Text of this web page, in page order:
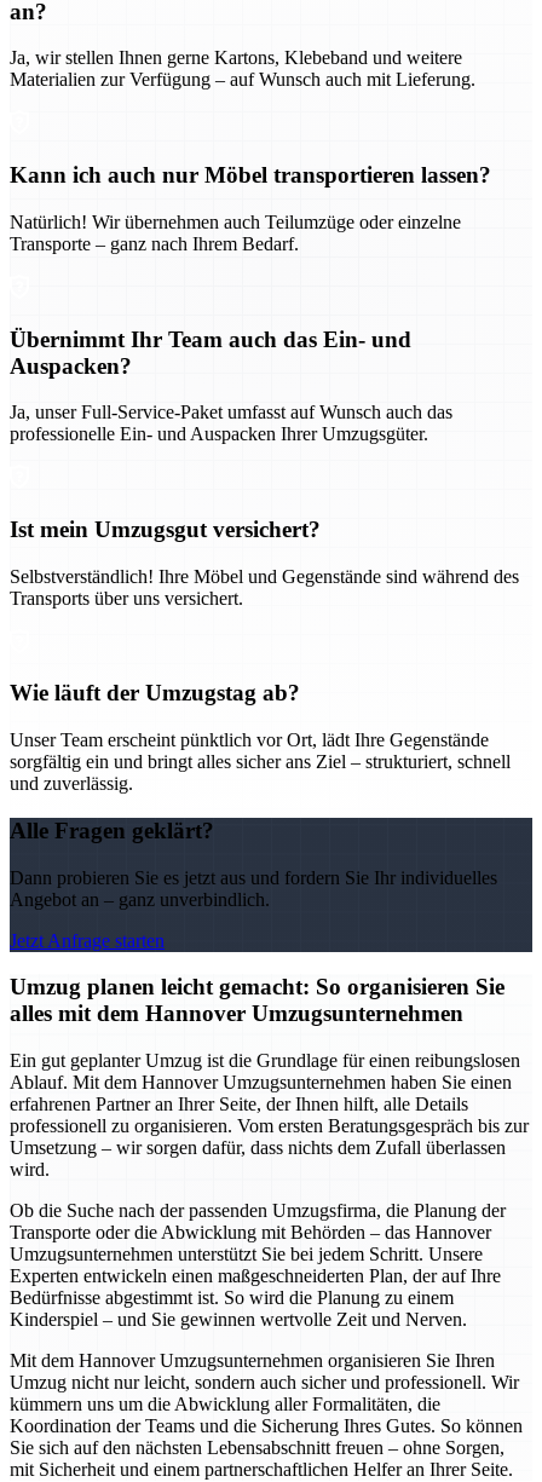
an?
Ja, wir stellen Ihnen gerne Kartons, Klebeband und weitere
Materialien zur Verfügung – auf Wunsch auch mit Lieferung.
Kann ich auch nur Möbel transportieren lassen?
Natürlich! Wir übernehmen auch Teilumzüge oder einzelne
Transporte – ganz nach Ihrem Bedarf.
Übernimmt Ihr Team auch das Ein- und
Auspacken?
Ja, unser Full-Service-Paket umfasst auf Wunsch auch das
professionelle Ein- und Auspacken Ihrer Umzugsgüter.
Ist mein Umzugsgut versichert?
Selbstverständlich! Ihre Möbel und Gegenstände sind während des
Transports über uns versichert.
Wie läuft der Umzugstag ab?
Unser Team erscheint pünktlich vor Ort, lädt Ihre Gegenstände
sorgfältig ein und bringt alles sicher ans Ziel – strukturiert, schnell
und zuverlässig.
Alle Fragen geklärt?
Dann probieren Sie es jetzt aus und fordern Sie Ihr individuelles
Angebot an – ganz unverbindlich.
Jetzt Anfrage starten
Umzug planen leicht gemacht: So organisieren Sie
alles mit dem Hannover Umzugsunternehmen
Ein gut geplanter Umzug ist die Grundlage für einen reibungslosen
Ablauf. Mit dem Hannover Umzugsunternehmen haben Sie einen
erfahrenen Partner an Ihrer Seite, der Ihnen hilft, alle Details
professionell zu organisieren. Vom ersten Beratungsgespräch bis zur
Umsetzung – wir sorgen dafür, dass nichts dem Zufall überlassen
wird.
Ob die Suche nach der passenden Umzugsfirma, die Planung der
Transporte oder die Abwicklung mit Behörden – das Hannover
Umzugsunternehmen unterstützt Sie bei jedem Schritt. Unsere
Experten entwickeln einen maßgeschneiderten Plan, der auf Ihre
Bedürfnisse abgestimmt ist. So wird die Planung zu einem
Kinderspiel – und Sie gewinnen wertvolle Zeit und Nerven.
Mit dem Hannover Umzugsunternehmen organisieren Sie Ihren
Umzug nicht nur leicht, sondern auch sicher und professionell. Wir
kümmern uns um die Abwicklung aller Formalitäten, die
Koordination der Teams und die Sicherung Ihres Gutes. So können
Sie sich auf den nächsten Lebensabschnitt freuen – ohne Sorgen,
mit Sicherheit und einem partnerschaftlichen Helfer an Ihrer Seite.